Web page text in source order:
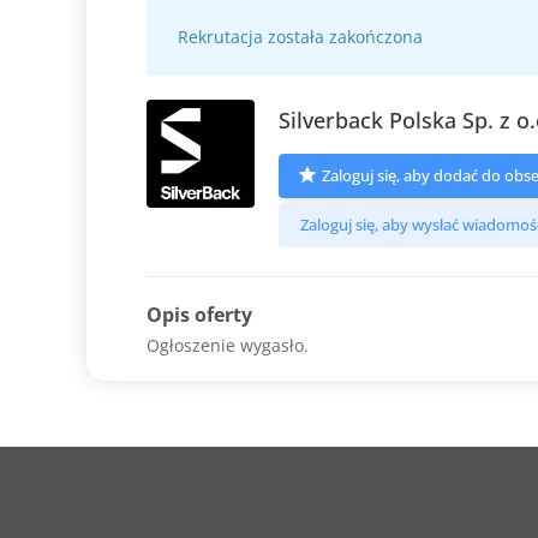
Rekrutacja została zakończona
Silverback Polska Sp. z
Zaloguj się, aby dodać do
Zaloguj się, aby wysłać
Opis oferty
Ogłoszenie wygasło.